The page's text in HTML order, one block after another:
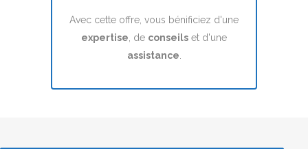
Avec cette offre, vous bénificiez d'une
expertise, de conseils et d'une
assistance.